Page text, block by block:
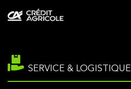
SERVICE & LOGISTIQUE